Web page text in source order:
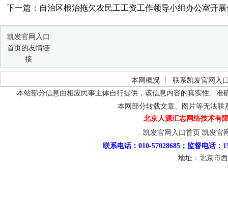
下一篇：自治区根治拖欠农民工工资工作领导小组办公室开
凯发官网入口
首页的友情链
接
本网概况
联系凯发官网入
本站部分信息由相应民事主体自行提供，该信息内容的真实性、准
本网部分转载文章、图片等无法
北京人源汇志网络技术有
凯发官网入口首页 凯发官
联系电话：010-57028685；监督电话：
地址：北京市